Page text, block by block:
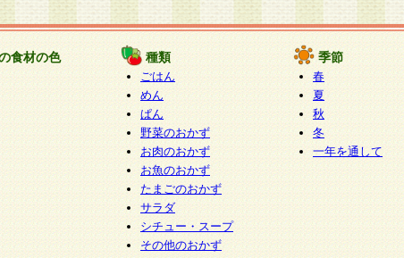
食材の色 種類
ごはん
めん
ぱん
野菜のおかず
お肉のおかず
お魚のおかず
たまごのおかず
サラダ
シチュー・スープ
その他のおかず
季節
春
夏
秋
冬
一年を通して